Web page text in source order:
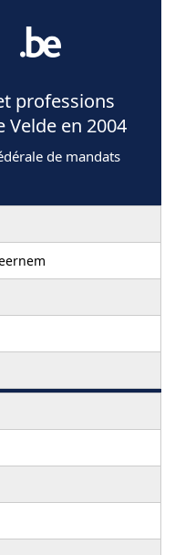
professions
Velde en 2004
de mandats